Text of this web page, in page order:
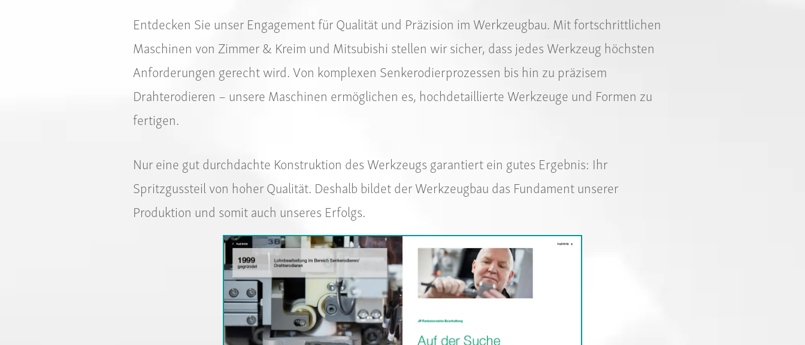
Entdecken Sie unser Engagement für Qualität und Präzision im Werkzeugbau. Mit fortschrittlichen
Maschinen von Zimmer & Kreim und Mitsubishi stellen wir sicher, dass jedes Werkzeug höchsten
Anforderungen gerecht wird. Von komplexen Senkerodierprozessen bis hin zu präzisem
Drahterodieren – unsere Maschinen ermöglichen es, hochdetaillierte Werkzeuge und Formen zu
fertigen.
Nur eine gut durchdachte Konstruktion des Werkzeugs garantiert ein gutes Ergebnis: Ihr
Spritzgussteil von hoher Qualität. Deshalb bildet der Werkzeugbau das Fundament unserer
Produktion und somit auch unseres Erfolgs.